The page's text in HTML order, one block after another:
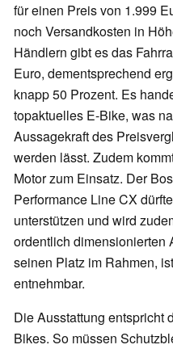
für einen Preis von 1.999
noch Versandkosten in
Händlern gibt es das
Euro, dementsprechend
knapp 50 Prozent. Es
topaktuelles E-Bike, was
Aussagekraft des
werden lässt. Zudem
Motor zum Einsatz. Der
Performance Line CX
unterstützen und wird
ordentlich dimensionierten
seinen Platz im Rahmen,
entnehmbar.
Die Ausstattung entspricht
Bikes. So müssen